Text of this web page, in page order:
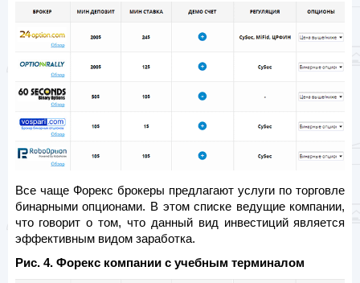
Все чаще Форекс брокеры предлагают услуги по торговле
бинарными опционами. В этом списке ведущие компании,
что говорит о том, что данный вид инвестиций является
эффективным видом заработка.
Рис. 4. Форекс компании с учебным терминалом